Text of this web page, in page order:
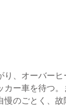
、オーバーヒ
ー車を待つ
のごとく、